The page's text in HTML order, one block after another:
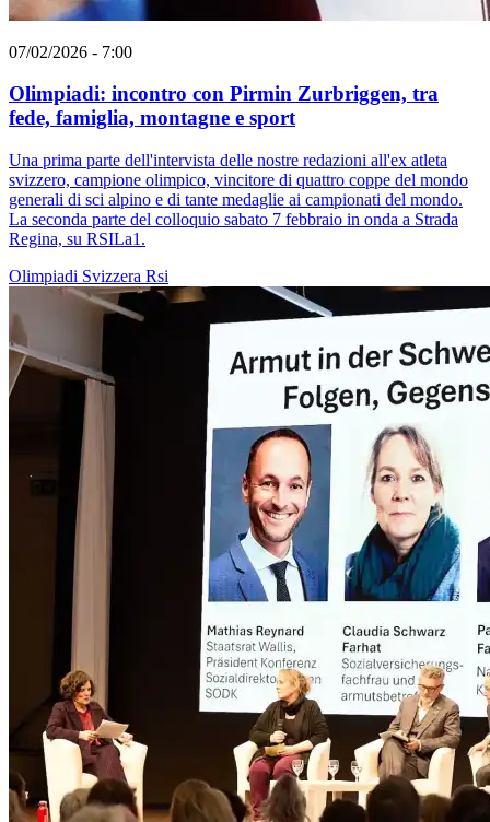
07/02/2026 - 7:00
Olimpiadi: incontro con Pirmin Zurbriggen, tra
fede, famiglia, montagne e sport
Una prima parte dell'intervista delle nostre redazioni all'ex atleta
svizzero, campione olimpico, vincitore di quattro coppe del mondo
generali di sci alpino e di tante medaglie ai campionati del mondo.
La seconda parte del colloquio sabato 7 febbraio in onda a Strada
Regina, su RSILa1.
Olimpiadi Svizzera Rsi